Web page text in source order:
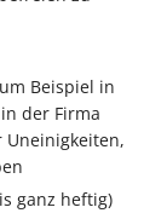
Beispiel in
der Firma
Uneinigkeiten,
ganz heftig)